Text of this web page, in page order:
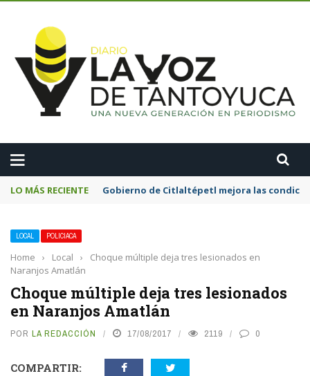
LO MÁS RECIENTE Gobierno de Citlaltépetl mejora las
LOCAL POLICIACA
Home › Local ›
Choque múltiple deja tres lesionados en
Naranjos Amatlán
Choque múltiple deja tres lesionados
en Naranjos Amatlán
POR LA REDACCIÓN 17/08/2017 2119 0
COMPARTIR: